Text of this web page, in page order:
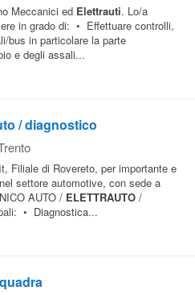
Meccanici ed Elettrauti. Lo/a
in grado di: • Effettuare controlli,
bus in particolare la parte
e degli assali...
/ diagnostico
Filiale di Rovereto, per importante e
settore automotive, con sede a
AUTO / ELETTRAUTO /
• Diagnostica...